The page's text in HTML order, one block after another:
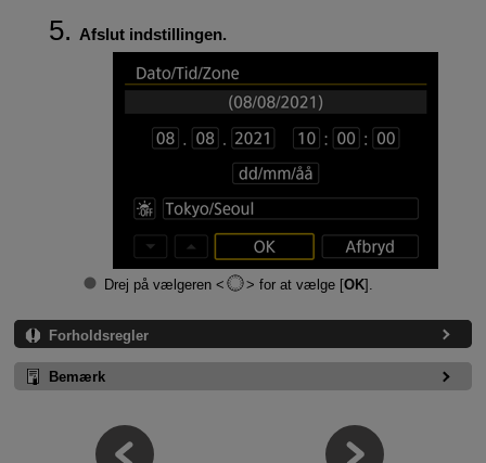
Afslut indstillingen.
Drej på vælgeren for at vælge [OK].
Forholdsregler
Bemærk